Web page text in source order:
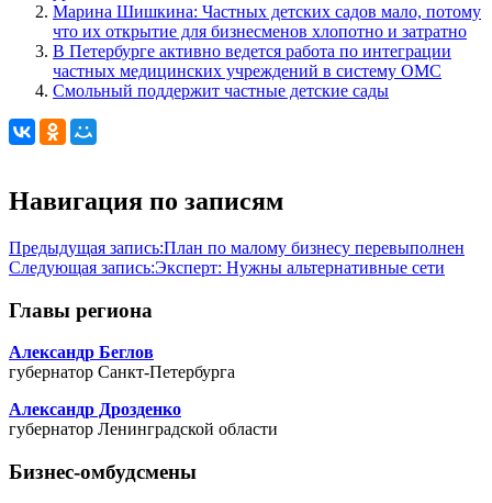
Марина Шишкина: Частных детских садов мало, потому
что их открытие для бизнесменов хлопотно и затратно
В Петербурге активно ведется работа по интеграции
частных медицинских учреждений в систему ОМС
Смольный поддержит частные детские сады
Навигация по записям
Предыдущая запись:План по малому бизнесу перевыполнен
Следующая запись:Эксперт: Нужны альтернативные сети
Главы региона
Александр Беглов
губернатор Санкт-Петербурга
Александр Дрозденко
губернатор Ленинградской области
Бизнес-омбудсмены